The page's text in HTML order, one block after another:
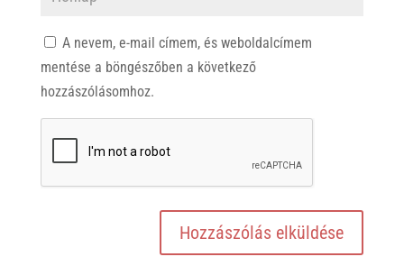
A nevem, e-mail címem, és weboldalcímem
mentése a böngészőben a következő
hozzászólásomhoz.